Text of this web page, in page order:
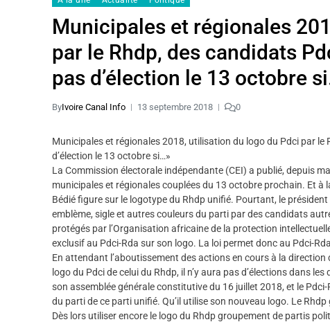
Municipales et régionales
par le Rhdp, des candidats
pas d’élection le 13 octobre
ByIvoire Canal Info 13 septembre 2018 0
Municipales et régionales 2018, utilisation du logo du Pdci par le
d’élection le 13 octobre si…»
La Commission électorale indépendante (CEI) a publié, depuis
municipales et régionales couplées du 13 octobre prochain. Et
Bédié figure sur le logotype du Rhdp unifié. Pourtant, le
emblème, sigle et autres couleurs du parti par des candidats
protégés par l’Organisation africaine de la protection
exclusif au Pdci-Rda sur son logo. La loi permet donc au Pdci-
En attendant l’aboutissement des actions en cours à la
logo du Pdci de celui du Rhdp, il n’y aura pas d’élections dans
son assemblée générale constitutive du 16 juillet 2018, et le
du parti de ce parti unifié. Qu’il utilise son nouveau logo. Le
Dès lors utiliser encore le logo du Rhdp groupement de partis